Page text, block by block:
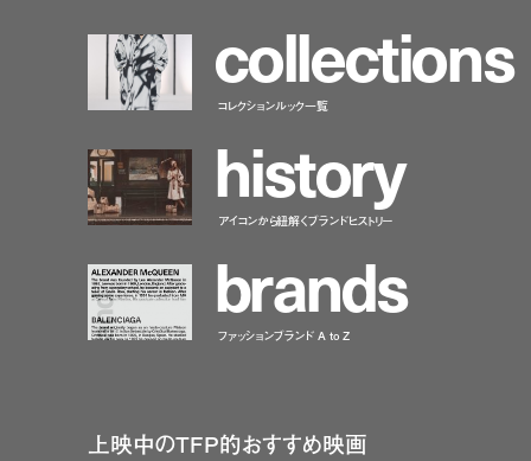
collections
コレクションルック一覧
history
アイコンから紐解くブランドヒストリー
brands
ファッションブランド A to Z
上映中のTFP的おすすめ映画